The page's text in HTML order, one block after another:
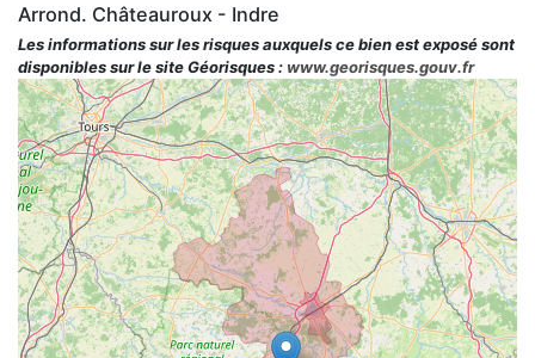
Arrond. Châteauroux - Indre
Les informations sur les risques auxquels ce bien est exposé sont
disponibles sur le site Géorisques : www.georisques.gouv.fr